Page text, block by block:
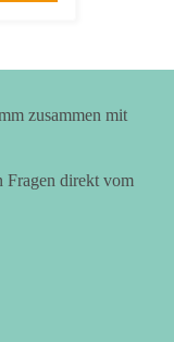
zusammen mit
Fragen direkt vom